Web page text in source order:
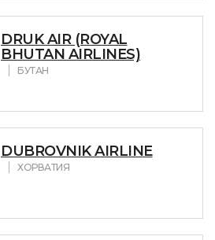
DRUK AIR (ROYAL
BHUTAN AIRLINES)
БУТАН
DUBROVNIK AIRLINE
ХОРВАТИЯ